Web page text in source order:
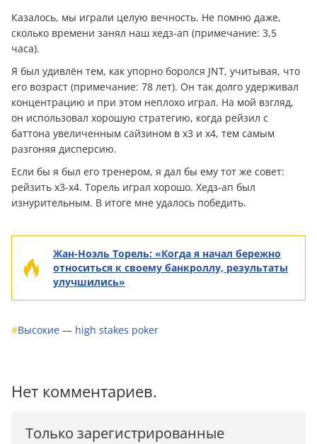
Казалось, мы играли целую вечность. Не помню даже,
сколько времени занял наш хедз-ап (примечание: 3,5
часа).
Я был удивлён тем, как упорно боролся JNT, учитывая, что
его возраст (примечание: 78 лет). Он так долго удерживал
концентрацию и при этом неплохо играл. На мой взгляд,
он использовал хорошую стратегию, когда рейзил с
баттона увеличенным сайзином в х3 и х4, тем самым
разгоняя дисперсию.
Если бы я был его тренером, я дал бы ему тот же совет:
рейзить х3-х4. Торель играл хорошо. Хедз-ап был
изнурительным. В итоге мне удалось победить.
Жан-Ноэль Торель: «Когда я начал бережно
относиться к своему банкроллу, результаты
улучшились»
#Высокие — high stakes poker
Нет комментариев.
Только зарегистрированные